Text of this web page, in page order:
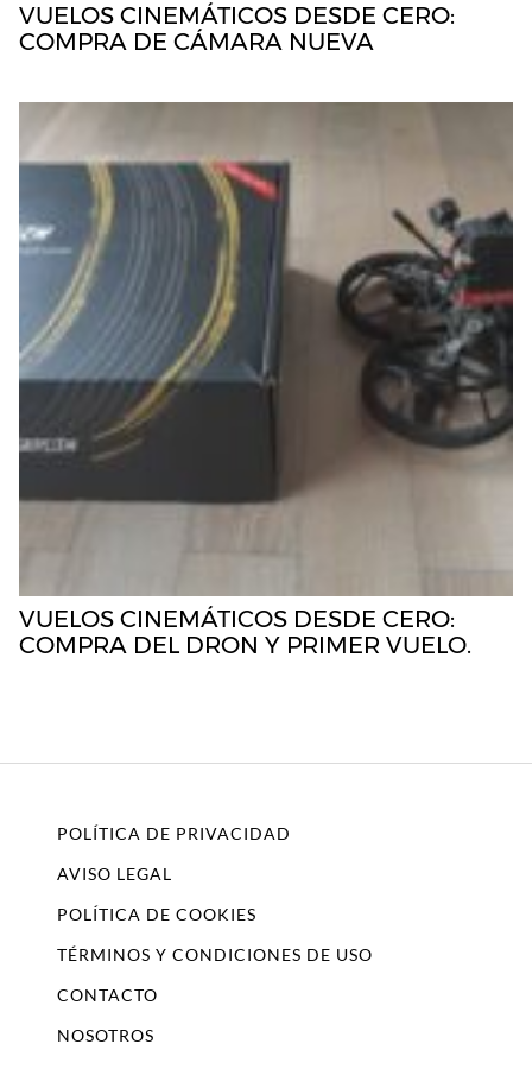
VUELOS CINEMÁTICOS DESDE CERO:
COMPRA DE CÁMARA NUEVA
VUELOS CINEMÁTICOS DESDE CERO:
COMPRA DEL DRON Y PRIMER VUELO.
POLÍTICA DE PRIVACIDAD
AVISO LEGAL
POLÍTICA DE COOKIES
TÉRMINOS Y CONDICIONES DE USO
CONTACTO
NOSOTROS